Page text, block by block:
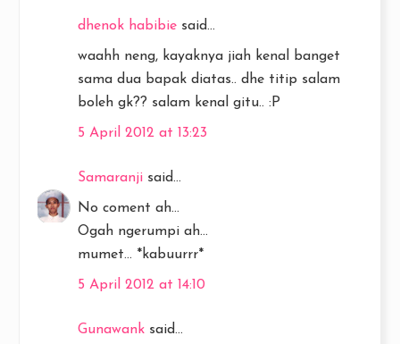
dhenok habibie said...
waahh neng, kayaknya jiah kenal banget
sama dua bapak diatas.. dhe titip salam
boleh gk?? salam kenal gitu.. :P
5 April 2012 at 13:23
Samaranji said...
No coment ah...
Ogah ngerumpi ah...
mumet... *kabuurrr*
5 April 2012 at 14:10
Gunawank said...